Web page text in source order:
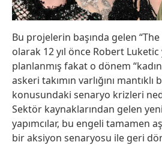
Bu projelerin başında gelen
olarak 12 yıl önce Robert
planlanmış fakat o dönem
askeri takımın varlığını
konusundaki senaryo krizleri
Sektör kaynaklarından gelen
yapımcılar, bu engeli tamamen
bir aksiyon senaryosu ile geri